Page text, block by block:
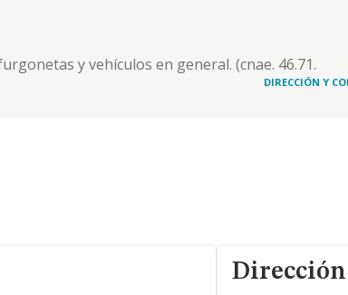
y vehículos en general. (cnae. 46.71.
de vehiculos de motor. cnae 77.1). otrosDIRECCIÓN Y